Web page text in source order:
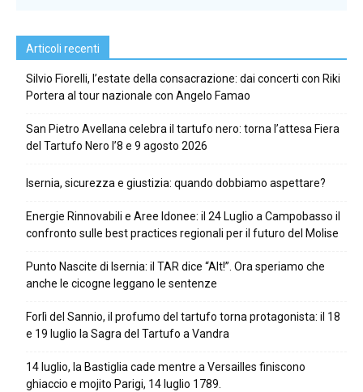
Articoli recenti
Silvio Fiorelli, l’estate della consacrazione: dai concerti con Riki
Portera al tour nazionale con Angelo Famao
San Pietro Avellana celebra il tartufo nero: torna l’attesa Fiera
del Tartufo Nero l’8 e 9 agosto 2026
Isernia, sicurezza e giustizia: quando dobbiamo aspettare?
Energie Rinnovabili e Aree Idonee: il 24 Luglio a Campobasso il
confronto sulle best practices regionali per il futuro del Molise
Punto Nascite di Isernia: il TAR dice “Alt!”. Ora speriamo che
anche le cicogne leggano le sentenze
Forlì del Sannio, il profumo del tartufo torna protagonista: il 18
e 19 luglio la Sagra del Tartufo a Vandra
14 luglio, la Bastiglia cade mentre a Versailles finiscono
ghiaccio e mojito Parigi, 14 luglio 1789.